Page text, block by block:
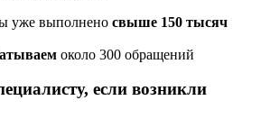
уже выполнено свыше 150 тысяч
около 300 обращений
если возникли